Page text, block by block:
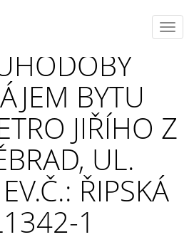
BYTU
JIŘÍHO Z
UL.
ŘIPSKÁ
1